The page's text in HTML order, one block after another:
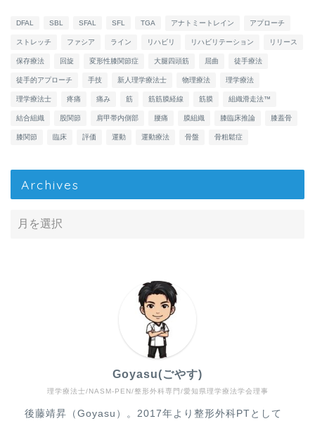
DFAL SBL SFAL SFL TGA アナトミートレイン アプローチ
ストレッチ ファシア ライン リハビリ リハビリテーション リリース
保存療法 回旋 変形性膝関節症 大腿四頭筋 屈曲 徒手療法
徒手的アプローチ 手技 新人理学療法士 物理療法 理学療法
理学療法士 疼痛 痛み 筋 筋筋膜経線 筋膜 組織滑走法™
結合組織 股関節 肩甲帯内側部 腰痛 膜組織 膝臨床推論 膝蓋骨
膝関節 臨床 評価 運動 運動療法 骨盤 骨粗鬆症
Archives
理学療法士/NASM-PEN/整形外科専門/愛知県理学療法学会理事
Goyasu(ごやす)
後藤靖昇（Goyasu）。2017年より整形外科PTとして